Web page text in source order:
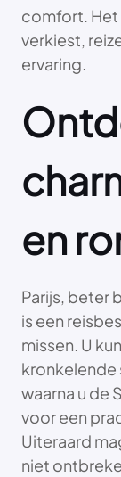
comfort. Het
verkiest,
ervaring.
en
Parijs, beter
is een
missen. U
kronkelende
waarna u de
voor een
Uiteraard
niet